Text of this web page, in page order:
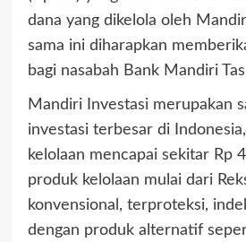
dana yang dikelola oleh
sama ini diharapkan
bagi nasabah Bank Mandiri
Mandiri Investasi merupakan
investasi terbesar di
kelolaan mencapai sekitar Rp
produk kelolaan mulai dari
konvensional, terproteksi,
dengan produk alternatif